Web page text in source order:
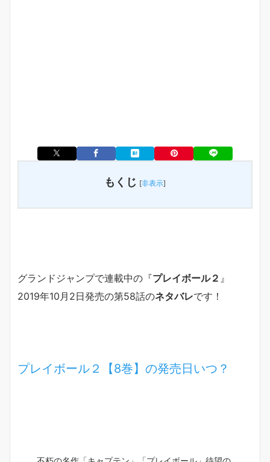
もくじ [非表示]
グランドジャンプで連載中の『プレイボール２ 』
2019年10月2日発売の第58話のネタバレです！
プレイボール２【8巻】の発売日いつ？